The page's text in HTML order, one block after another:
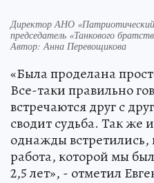
Директор АНО
председатель «Танкового
Автор: Анна Перевощикова
«Была проделана
Все-таки правильно
встречаются друг с
сводит судьба. Так
однажды встретились,
работа, которой мы
2,5 лет», - отметил